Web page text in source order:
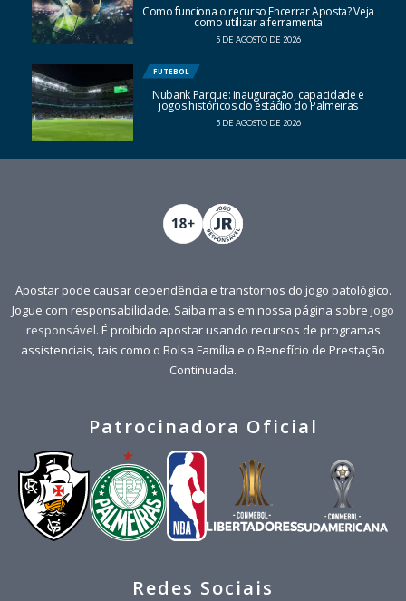
Como funciona o recurso Encerrar Aposta? Veja
como utilizar a ferramenta
5 DE AGOSTO DE 2026
FUTEBOL
Nubank Parque: inauguração, capacidade e
jogos históricos do estádio do Palmeiras
5 DE AGOSTO DE 2026
Apostar pode causar dependência e transtornos do jogo patológico.
Jogue com responsabilidade. Saiba mais em nossa página sobre jogo
responsável. É proibido apostar usando recursos de programas
assistenciais, tais como o Bolsa Família e o Benefício de Prestação
Continuada.
Patrocinadora Oficial
Redes Sociais